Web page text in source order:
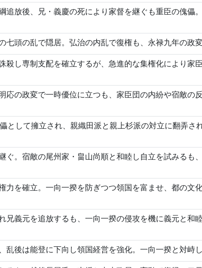
追放後、兄・義慶の死により家督を継ぐも重臣の傀儡
七頭の乱で隠居。弘治の内乱で復権も、永禄九年の政
殺し専制支配を確立するが、急進的な集権化により家
応の政変で一時優位に立つも、家臣団の内紛や宿敵の
として擁立され、親織田派と親上杉派の対立に翻弄
ぐ。宿敵の尾州家・畠山尚順と和睦し自立を試みるも
力を確立。一向一揆を防ぎつつ領国を富ませ、都の文
兄義元を追放するも、一向一揆の侵攻を機に義元と和
乱後は能登に下向し領国経営を強化。一向一揆と対峙